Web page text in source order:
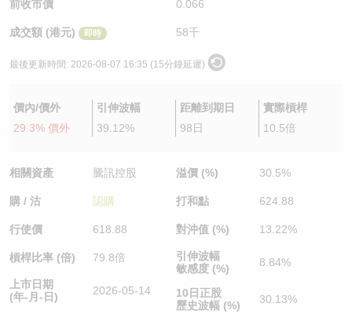
前收市價 0.066
成交額 (港元) 即時 58千
最後更新時間: 2026-08-07 16:35 (15分鐘延遲)
價內/價外
29.3% 價外
引伸波幅
39.12%
距離到期日
98日
實際槓桿
10.5倍
相關資產 騰訊控股
購 / 沽 認購
行使價 618.88
槓桿比率 (倍) 79.8倍
上市日期
(年-月-日)
2026-05-14
溢價 (%) 30.5%
打和點 624.88
對沖值 (%) 13.22%
引伸波幅
敏感度 (%)
8.84%
10日正股
歷史波幅 (%)
30.13%
認股證文件及公告
牛熊證分析儀
AH 股價對照